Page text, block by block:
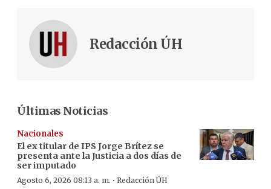
Redacción ÚH
Últimas Noticias
Nacionales
El ex titular de IPS Jorge Brítez se
presenta ante la Justicia a dos días de
ser imputado
Agosto 6, 2026 08:13 a. m. · Redacción ÚH